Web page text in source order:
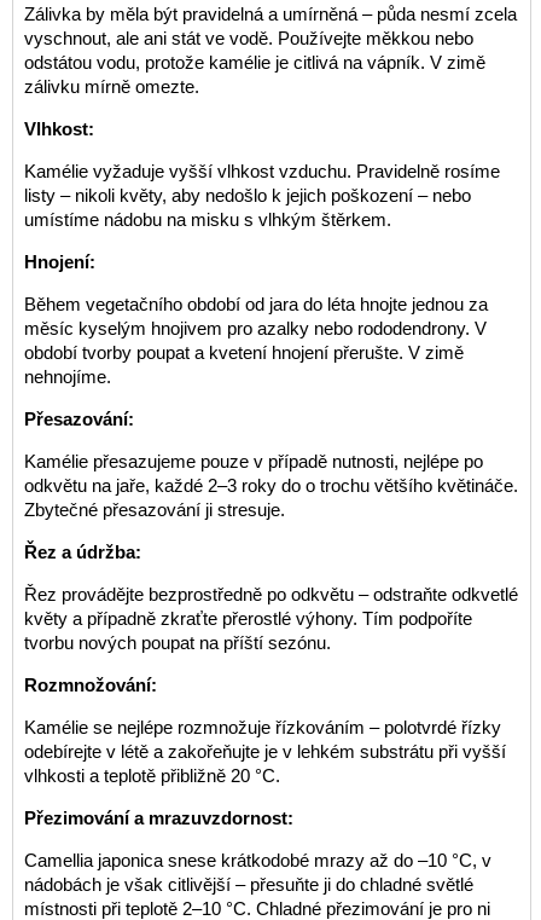
Zálivka by měla být pravidelná a umírněná – půda nesmí zcela
vyschnout, ale ani stát ve vodě. Používejte měkkou nebo
odstátou vodu, protože kamélie je citlivá na vápník. V zimě
zálivku mírně omezte.
Vlhkost:
Kamélie vyžaduje vyšší vlhkost vzduchu. Pravidelně rosíme
listy – nikoli květy, aby nedošlo k jejich poškození – nebo
umístíme nádobu na misku s vlhkým štěrkem.
Hnojení:
Během vegetačního období od jara do léta hnojte jednou za
měsíc kyselým hnojivem pro azalky nebo rododendrony. V
období tvorby poupat a kvetení hnojení přerušte. V zimě
nehnojíme.
Přesazování:
Kamélie přesazujeme pouze v případě nutnosti, nejlépe po
odkvětu na jaře, každé 2–3 roky do o trochu většího květináče.
Zbytečné přesazování ji stresuje.
Řez a údržba:
Řez provádějte bezprostředně po odkvětu – odstraňte odkvetlé
květy a případně zkraťte přerostlé výhony. Tím podpoříte
tvorbu nových poupat na příští sezónu.
Rozmnožování:
Kamélie se nejlépe rozmnožuje řízkováním – polotvrdé řízky
odebírejte v létě a zakořeňujte je v lehkém substrátu při vyšší
vlhkosti a teplotě přibližně 20 °C.
Přezimování a mrazuvzdornost:
Camellia japonica snese krátkodobé mrazy až do –10 °C, v
nádobách je však citlivější – přesuňte ji do chladné světlé
místnosti při teplotě 2–10 °C. Chladné přezimování je pro ni